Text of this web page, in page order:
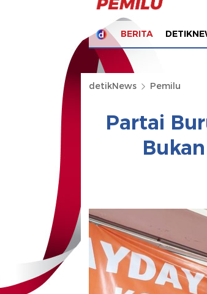
BERITA
detikNews Pemilu
Partai